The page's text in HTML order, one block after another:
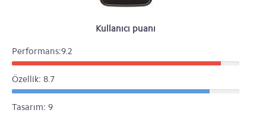
Kullanıcı puanı
Performans:9.2
Özellik: 8.7
Tasarım: 9